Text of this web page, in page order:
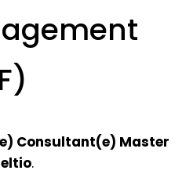
Consultant(e) Master
.